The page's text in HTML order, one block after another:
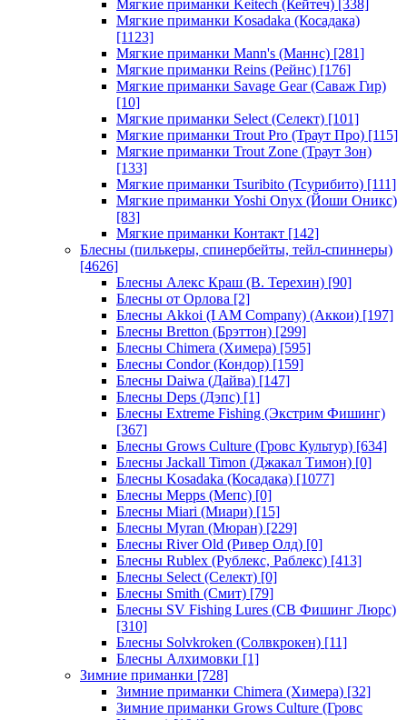
Мягкие приманки Keitech (Кейтеч) [338]
Мягкие приманки Kosadaka (Косадака)
[1123]
Мягкие приманки Mann's (Маннс) [281]
Мягкие приманки Reins (Рейнс) [176]
Мягкие приманки Savage Gear (Саваж Гир)
[10]
Мягкие приманки Select (Селект) [101]
Мягкие приманки Trout Pro (Траут Про) [115]
Мягкие приманки Trout Zone (Траут Зон)
[133]
Мягкие приманки Tsuribito (Тсурибито) [111]
Мягкие приманки Yoshi Onyx (Йоши Оникс)
[83]
Мягкие приманки Контакт [142]
Блесны (пилькеры, спинербейты, тейл-спиннеры)
[4626]
Блесны Алекс Краш (В. Терехин) [90]
Блесны от Орлова [2]
Блесны Akkoi (I AM Company) (Аккои) [197]
Блесны Bretton (Брэттон) [299]
Блесны Chimera (Химера) [595]
Блесны Condor (Кондор) [159]
Блесны Daiwa (Дайва) [147]
Блесны Deps (Дэпс) [1]
Блесны Extreme Fishing (Экстрим Фишинг)
[367]
Блесны Grows Culture (Гровс Культур) [634]
Блесны Jackall Timon (Джакал Тимон) [0]
Блесны Kosadaka (Косадака) [1077]
Блесны Mepps (Мепс) [0]
Блесны Miari (Миари) [15]
Блесны Myran (Мюран) [229]
Блесны River Old (Ривер Олд) [0]
Блесны Rublex (Рублекс, Раблекс) [413]
Блесны Select (Селект) [0]
Блесны Smith (Смит) [79]
Блесны SV Fishing Lures (СВ Фишинг Люрс)
[310]
Блесны Solvkroken (Солвкрокен) [11]
Блесны Алхимовки [1]
Зимние приманки [728]
Зимние приманки Chimera (Химера) [32]
Зимние приманки Grows Culture (Гровс